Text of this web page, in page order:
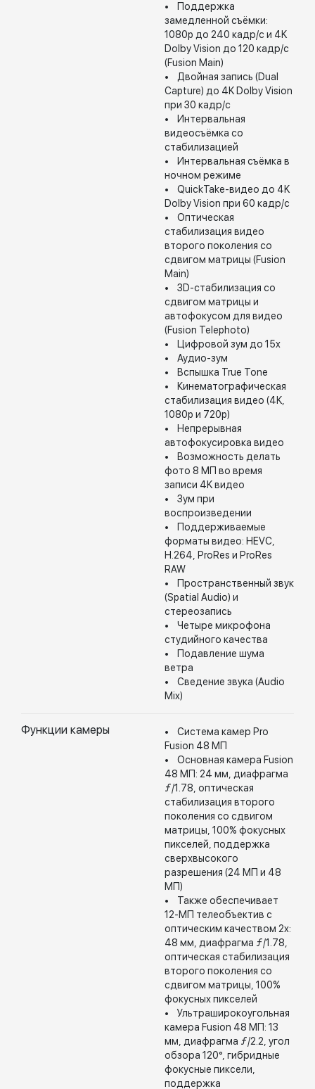
• Поддержка
замедленной съёмки:
1080p до 240 кадр/с и 4K
Dolby Vision до 120 кадр/с
(Fusion Main)
• Двойная запись (Dual
Capture) до 4K Dolby Vision
при 30 кадр/с
• Интервальная
видеосъёмка со
стабилизацией
• Интервальная съёмка в
ночном режиме
• QuickTake-видео до 4K
Dolby Vision при 60 кадр/с
• Оптическая
стабилизация видео
второго поколения со
сдвигом матрицы (Fusion
Main)
• 3D-стабилизация со
сдвигом матрицы и
автофокусом для видео
(Fusion Telephoto)
• Цифровой зум до 15x
• Аудио-зум
• Вспышка True Tone
• Кинематографическая
стабилизация видео (4K,
1080p и 720p)
• Непрерывная
автофокусировка видео
• Возможность делать
фото 8 МП во время
записи 4K видео
• Зум при
воспроизведении
• Поддерживаемые
форматы видео: HEVC,
H.264, ProRes и ProRes
RAW
• Пространственный звук
(Spatial Audio) и
стереозапись
• Четыре микрофона
студийного качества
• Подавление шума
ветра
• Сведение звука (Audio
Mix)
Функции камеры
• Система камер Pro
Fusion 48 МП
• Основная камера Fusion
48 МП: 24 мм, диафрагма
ƒ/1.78, оптическая
стабилизация второго
поколения со сдвигом
матрицы, 100% фокусных
пикселей, поддержка
сверхвысокого
разрешения (24 МП и 48
МП)
• Также обеспечивает
12-МП телеобъектив с
оптическим качеством 2x:
48 мм, диафрагма ƒ/1.78,
оптическая стабилизация
второго поколения со
сдвигом матрицы, 100%
фокусных пикселей
• Ультраширокоугольная
камера Fusion 48 МП: 13
мм, диафрагма ƒ/2.2, угол
обзора 120°, гибридные
фокусные пиксели,
поддержка